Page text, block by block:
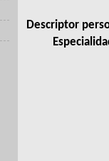
Descriptor